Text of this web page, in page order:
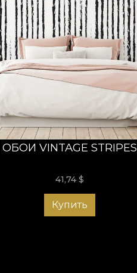
ОБОИ VINTAGE STRIPES
41,74$
Купить